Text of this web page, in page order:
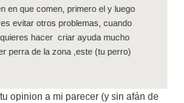
en que comen, primero el y luego
evitar otros problemas, cuando
hacer criar ayuda mucho
perra de la zona ,este (tu perro)
opinion a mi parecer (y sin afán de